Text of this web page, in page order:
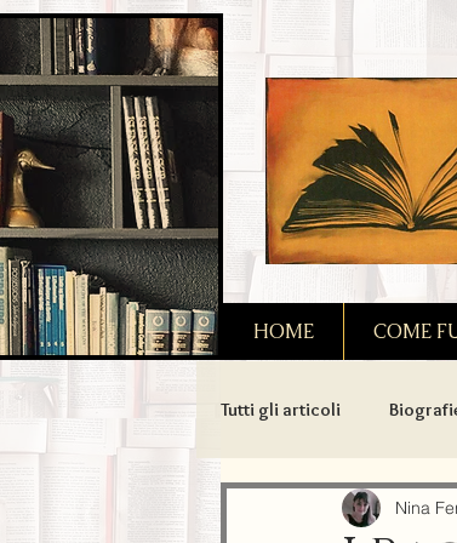
HOME COME
Tutti gli articoli
Amori possibili Nina